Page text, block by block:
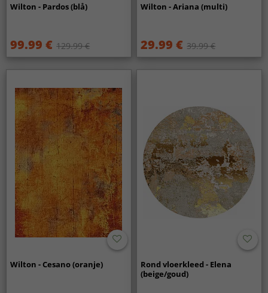
Wilton - Pardos (blå)
99.99 € 129.99 €
Wilton - Ariana (multi)
29.99 € 39.99 €
Wilton - Cesano (oranje)
Rond vloerkleed - Elena
(beige/goud)